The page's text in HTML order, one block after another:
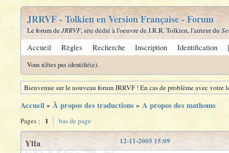
JRRVF - Tolkien en Version Française - Forum
Le forum deJRRVF, site dédié à l'oeuvre de J.R.R. Tolkien, l'auteur du
Accueil Règles Recherche Inscription Identification
Vous n'êtes pas identifié(e).
Bienvenue sur le nouveau forum JRRVF ! En cas de problème avec
Accueil» À propos des traductions» A propos des mathoms
Pages : 1 bas de page
12-11-2005 15:09
Ylla